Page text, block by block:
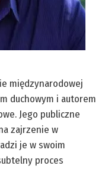
międzynarodowej
duchowym i autorem
Jego publiczne
zajrzenie w
je w swoim
proces